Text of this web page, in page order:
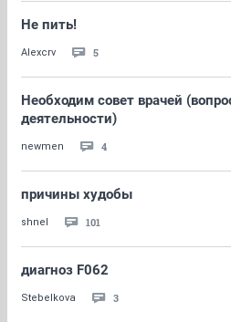
Не пить!
Alexcrv 5
Необходим совет врачей
деятельности)
newmen 4
причины худобы
shnel 101
диагноз F062
Stebelkova 3